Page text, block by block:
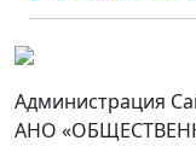
Администрация
АНО